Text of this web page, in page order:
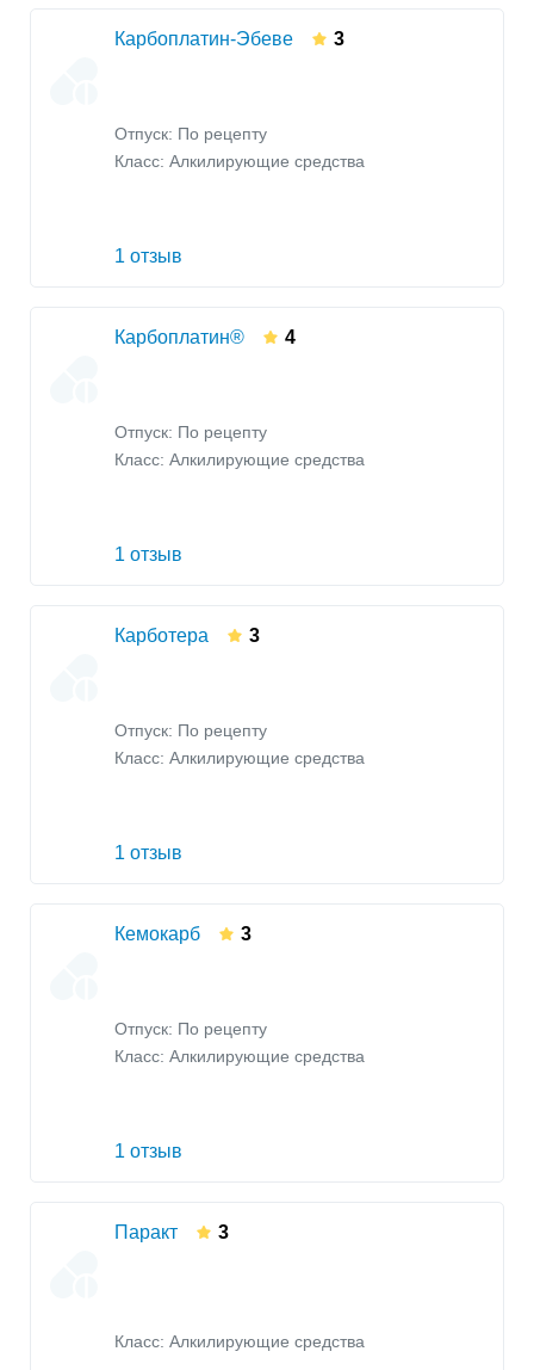
Карбоплатин-Эбеве 3
Отпуск: По рецепту
Класс: Алкилирующие средства
1 отзыв
Карбоплатин® 4
Отпуск: По рецепту
Класс: Алкилирующие средства
1 отзыв
Карботера 3
Отпуск: По рецепту
Класс: Алкилирующие средства
1 отзыв
Кемокарб 3
Отпуск: По рецепту
Класс: Алкилирующие средства
1 отзыв
Паракт 3
Класс: Алкилирующие средства